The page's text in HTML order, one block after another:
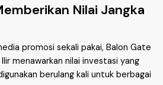
Nilai Jangka
promosi sekali pakai, Balon Gate
menawarkan nilai investasi yang
berulang kali untuk berbagai